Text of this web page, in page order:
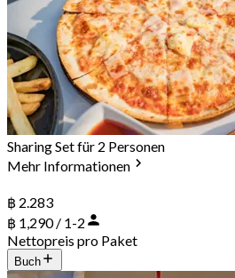
Sharing Set für 2 Personen
Mehr Informationen
฿ 2.283
฿ 1,290 / 1-2
Nettopreis pro Paket
Buch